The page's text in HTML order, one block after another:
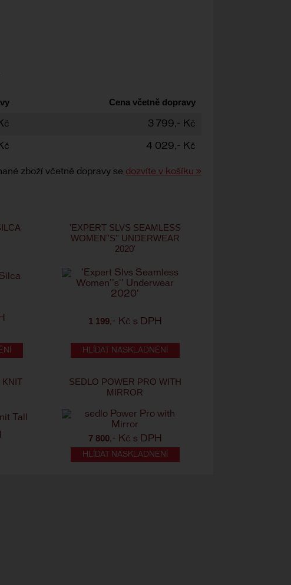
Cena včetně dopravy
3 799,- Kč
4 029,- Kč
zboží včetně dopravy se dozvíte v košíku »
'EXPERT SLVS SEAMLESS
WOMEN''S'' UNDERWEAR
2020'
1 199,- Kč s DPH
HLÍDAT NASKLADNĚNÍ
KNIT
SEDLO POWER PRO WITH
MIRROR
7 800,- Kč s DPH
HLÍDAT NASKLADNĚNÍ